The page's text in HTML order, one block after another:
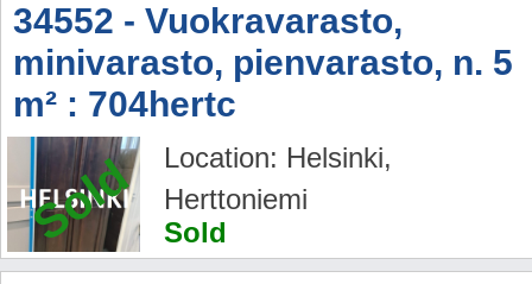
34552 - Vuokravarasto,
minivarasto, pienvarasto, n. 5
m² : 704hertc
Sold
Location: Helsinki,
Herttoniemi
Sold